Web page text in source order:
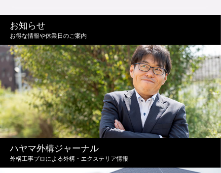
お知らせ
お得な情報や休業日のご案内
ハヤマ外構ジャーナル
外構工事プロによる外構・エクステリア情報